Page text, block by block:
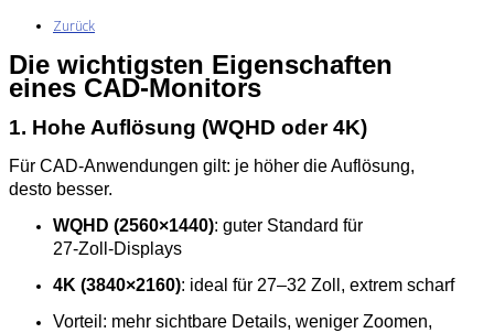
Zurück
Die wichtigsten Eigenschaften
eines CAD‑Monitors
1. Hohe Auflösung (WQHD oder 4K)
Für CAD‑Anwendungen gilt: je höher die Auflösung,
desto besser.
WQHD (2560×1440): guter Standard für
27‑Zoll‑Displays
4K (3840×2160): ideal für 27–32 Zoll, extrem scharf
Vorteil: mehr sichtbare Details, weniger Zoomen,